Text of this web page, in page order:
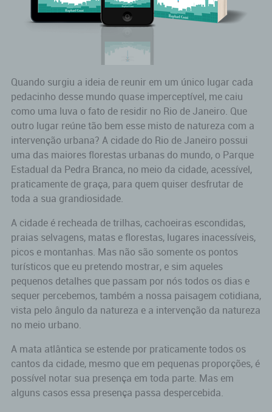
Quando surgiu a ideia de reunir em um único lugar cada
pedacinho desse mundo quase imperceptível, me caiu
como uma luva o fato de residir no Rio de Janeiro. Que
outro lugar reúne tão bem esse misto de natureza com a
intervenção urbana? A cidade do Rio de Janeiro possui
uma das maiores florestas urbanas do mundo, o Parque
Estadual da Pedra Branca, no meio da cidade, acessível,
praticamente de graça, para quem quiser desfrutar de
toda a sua grandiosidade.
A cidade é recheada de trilhas, cachoeiras escondidas,
praias selvagens, matas e florestas, lugares inacessíveis,
picos e montanhas. Mas não são somente os pontos
turísticos que eu pretendo mostrar, e sim aqueles
pequenos detalhes que passam por nós todos os dias e
sequer percebemos, também a nossa paisagem cotidiana,
vista pelo ângulo da natureza e a intervenção da natureza
no meio urbano.
A mata atlântica se estende por praticamente todos os
cantos da cidade, mesmo que em pequenas proporções, é
possível notar sua presença em toda parte. Mas em
alguns casos essa presença passa despercebida.